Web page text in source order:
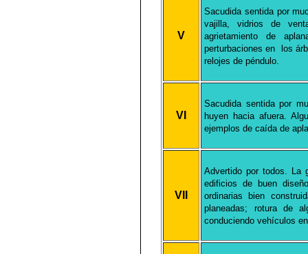
V
Sacudida sentida por
vajilla, vidrios de
agrietamiento de
perturbaciones en los
relojes de péndulo.
VI
Sacudida sentida por
huyen hacia afuera.
ejemplos de caída de
VII
Advertido por todos. La
edificios de buen
ordinarias bien
planeadas; rotura de
conduciendo vehículos